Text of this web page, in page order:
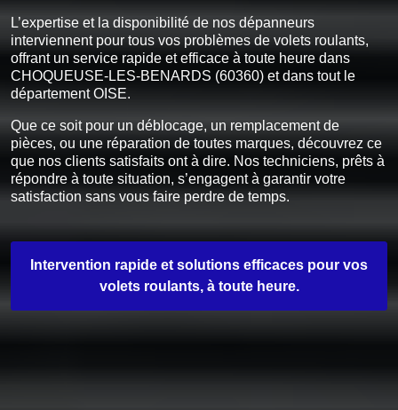
L’expertise et la disponibilité de nos dépanneurs
interviennent pour tous vos problèmes de volets roulants,
offrant un service rapide et efficace à toute heure dans
CHOQUEUSE-LES-BENARDS (60360) et dans tout le
département OISE.
Que ce soit pour un déblocage, un remplacement de
pièces, ou une réparation de toutes marques, découvrez ce
que nos clients satisfaits ont à dire. Nos techniciens, prêts à
répondre à toute situation, s’engagent à garantir votre
satisfaction sans vous faire perdre de temps.
Intervention rapide et solutions efficaces pour vos
volets roulants, à toute heure.